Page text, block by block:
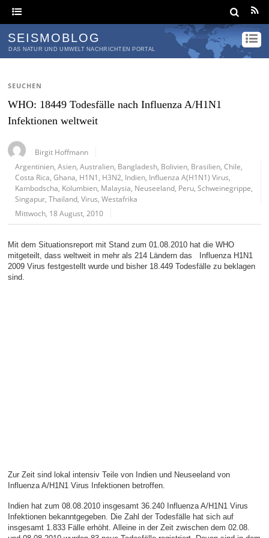
SEISMOBLOG
DAS NATUR UND UMWELT NACHRICHTEN PORTAL
SEUCHEN
WHO: 18449 Todesfälle nach Influenza A/H1N1
Infektionen weltweit
Birgit Hoffmann
Argentinien ,Asien ,Australien Bangladesh Bolivien Brasilien ,Chile
Costa Rica ,Ghana H1N1 H3N2 Indien Influenza A(H1N1) Virus
Kambodscha Kolumbien Malaysia Neuseeland Peru ,Schweinegrippe
Singapur ,Thailand ,Virus ,Westafrika
Mittwoch, 18 August, 2010
Mit dem Situationsreport mit Stand zum 01.08.2010 hat die WHO
mitgeteilt, dass weltweit in mehr als 214 Ländern das Influenza H1N1
2009 Virus festgestellt wurde und bisher 18.449 Todesfälle zu beklagen
sind.
Zur Zeit sind lokal intensiv Teile von Indien und Neuseeland von
Influenza A/H1N1 Virus Infektionen betroffen.
Indien hat zum 08.08.2010 insgesamt 36.240 Influenza A/H1N1 Virus
Infektionen bekanntgegeben. Die Zahl der Todesfälle hat sich auf
insgesamt 1.833 Fälle erhöht. Alleine in der Zeit zwischen dem 02.08.